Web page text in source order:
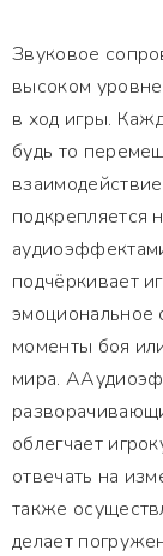
Звуковое
высоком
в ход игры.
будь то
подкрепляется
подчёркивает
эмоциональное
моменты боя
мира.
облегчает
отвечать на
также
делает